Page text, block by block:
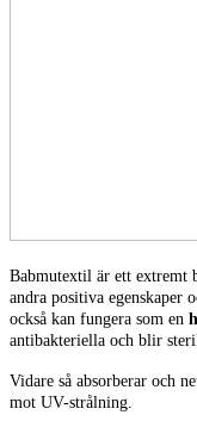
Babmutextil är ett extremt
andra positiva egenskaper
också kan fungera som en
antibakteriella och blir
Vidare så absorberar och
mot UV-strålning.